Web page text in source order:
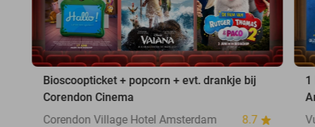
Bioscoopticket + popcorn + evt. drankje bij
Corendon Cinema
Corendon Village Hotel Amsterdam
8.7
1